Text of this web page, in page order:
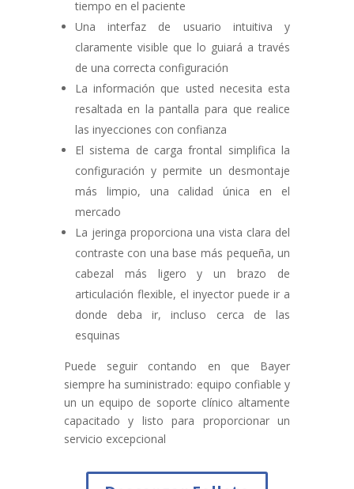
tiempo en el paciente
Una interfaz de usuario intuitiva y
claramente visible que lo guiará a través
de una correcta configuración
La información que usted necesita esta
resaltada en la pantalla para que realice
las inyecciones con confianza
El sistema de carga frontal simplifica la
configuración y permite un desmontaje
más limpio, una calidad única en el
mercado
La jeringa proporciona una vista clara del
contraste con una base más pequeña, un
cabezal más ligero y un brazo de
articulación flexible, el inyector puede ir a
donde deba ir, incluso cerca de las
esquinas
Puede seguir contando en que Bayer
siempre ha suministrado: equipo confiable y
un un equipo de soporte clínico altamente
capacitado y listo para proporcionar un
servicio excepcional